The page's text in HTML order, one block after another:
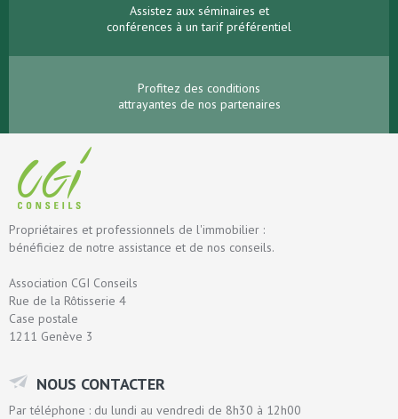
Assistez aux séminaires et
conférences à un tarif préférentiel
Profitez des conditions
attrayantes de nos partenaires
Propriétaires et professionnels de l'immobilier :
bénéficiez de notre assistance et de nos conseils.
Association CGI Conseils
Rue de la Rôtisserie 4
Case postale
1211 Genève 3
NOUS CONTACTER
Par téléphone : du lundi au vendredi de 8h30 à 12h00